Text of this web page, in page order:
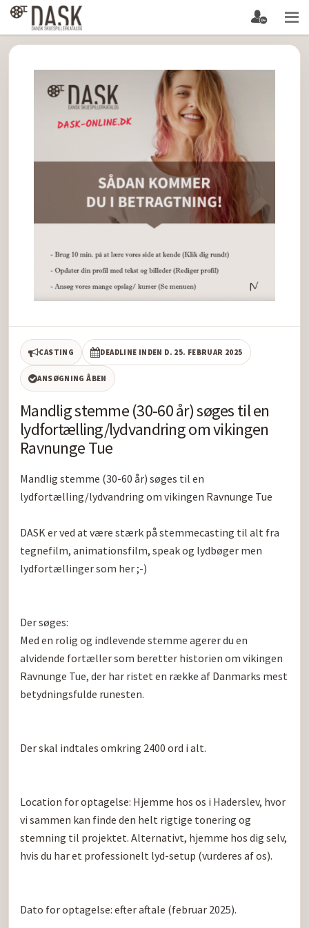
CASTING DEADLINE INDEN D. 25. FEBRUAR 2025
ANSØGNING ÅBEN
Mandlig stemme (30-60 år) søges til en
lydfortælling/lydvandring om vikingen
Ravnunge Tue
Mandlig stemme (30-60 år) søges til en
lydfortælling/lydvandring om vikingen Ravnunge Tue
DASK er ved at være stærk på stemmecasting til alt fra
tegnefilm, animationsfilm, speak og lydbøger men
lydfortællinger som her ;-)
Der søges:
Med en rolig og indlevende stemme agerer du en
alvidende fortæller som beretter historien om vikingen
Ravnunge Tue, der har ristet en række af Danmarks mest
betydningsfulde runesten.
Der skal indtales omkring 2400 ord i alt.
Location for optagelse: Hjemme hos os i Haderslev, hvor
vi sammen kan finde den helt rigtige tonering og
stemning til projektet. Alternativt, hjemme hos dig selv,
hvis du har et professionelt lyd-setup (vurderes af os).
Dato for optagelse: efter aftale (februar 2025).